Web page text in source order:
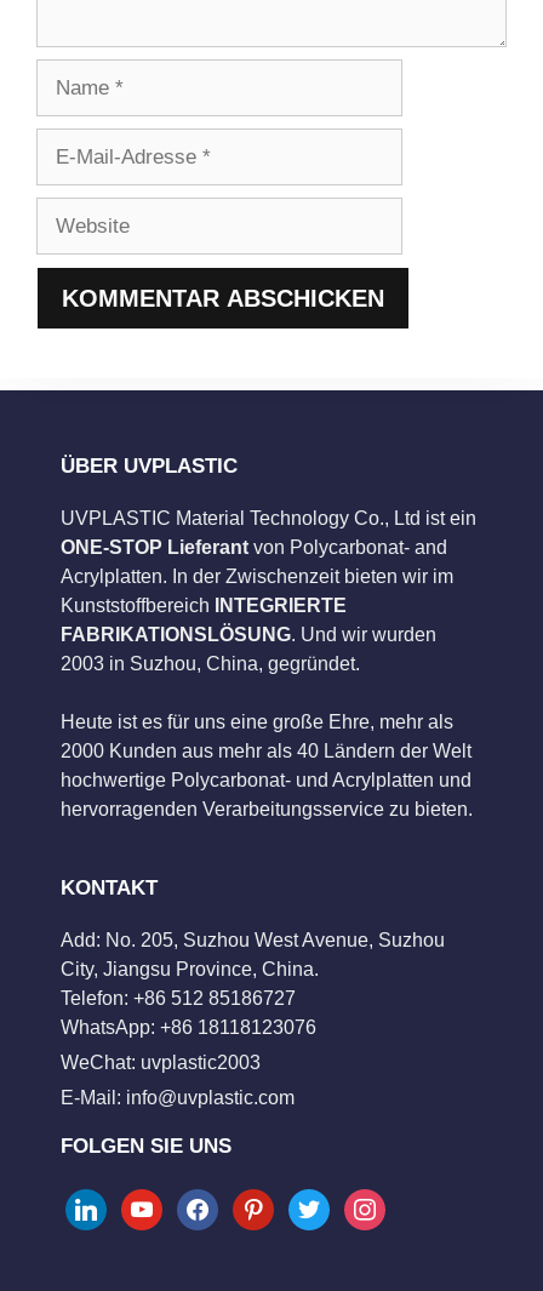
Adresse
ÜBER UVPLASTIC
UVPLASTIC Material Technology Co., Ltd ist ein
ONE-STOP Lieferant von Polycarbonat- and
Acrylplatten. In der Zwischenzeit bieten wir im
Kunststoffbereich
INTEGRIERTE
FABRIKATIONSLÖSUNG. Und wir wurden
2003 in Suzhou, China, gegründet.
Heute ist es für uns eine große Ehre, mehr als
2000 Kunden aus mehr als 40 Ländern der Welt
hochwertige Polycarbonat- und Acrylplatten und
hervorragenden Verarbeitungsservice zu bieten.
KONTAKT
Add: No. 205, Suzhou West Avenue, Suzhou
City, Jiangsu Province, China.
Telefon: +86 512 85186727
WhatsApp: +86 18118123076
WeChat: uvplastic2003
E-Mail: info@uvplastic.com
FOLGEN SIE UNS
linkedinyoutubefacebookpinteresttwitter instagram